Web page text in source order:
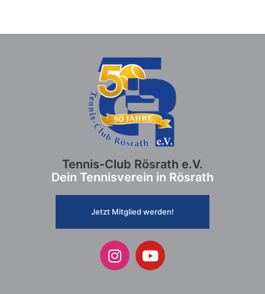
Tennis-Club Rösrath e.V.
Dein Tennisverein in Rösrath
Jetzt Mitglied werden!